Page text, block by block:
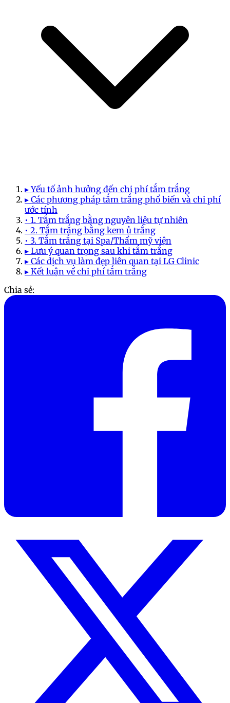
▸ Yếu tố ảnh hưởng đến chi phí tắm trắng
▸ Các phương pháp tắm trắng phổ biến và chi phí
ước tính
• 1. Tắm trắng bằng nguyên liệu tự nhiên
• 2. Tắm trắng bằng kem ủ trắng
• 3. Tắm trắng tại Spa/Thẩm mỹ viện
▸ Lưu ý quan trọng sau khi tắm trắng
▸ Các dịch vụ làm đẹp liên quan tại LG Clinic
▸ Kết luận về chi phí tắm trắng
Chia sẻ: